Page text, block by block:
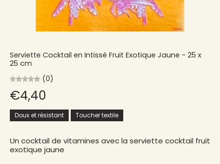
Serviette Cocktail en Intissé Fruit Exotique Jaune - 25 x
25 cm
(0)
€4,40
Doux et résistant Toucher textile
Un cocktail de vitamines avec la serviette cocktail fruit
exotique jaune